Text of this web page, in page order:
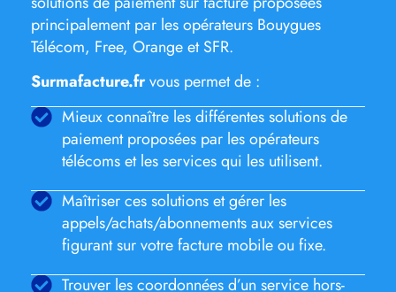
principalement par les opérateurs Bouygues
Télécom, Free, Orange et SFR.
Surmafacture.frvous permet de :
Mieux connaître les différentes solutions de
paiement proposées par les opérateurs
télécoms et les services qui les utilisent.
Maîtriser ces solutions et gérer les
appels/achats/abonnements aux services
figurant sur votre facture mobile ou fixe.
Trouver les coordonnées d’un service hors-